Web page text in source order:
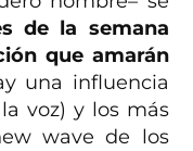
de la semana
que amarán
una influencia
voz) y los más
wave de los